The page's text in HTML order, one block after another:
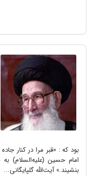
بود که : «قبر مرا در کنار جاده
امام حسین (علیه‌السلام‌) به
بنشیند.» آیت‌الله گلپایگانی...